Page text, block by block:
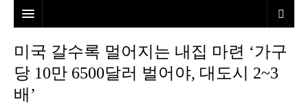
본사소개
미국 갈수록 멀어지는 내집 마련 ‘가구
당 10만 6500달러 벌어야, 대도시 2~3
배’